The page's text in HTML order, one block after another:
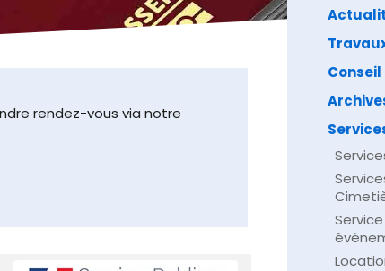
rendez-vous via notre